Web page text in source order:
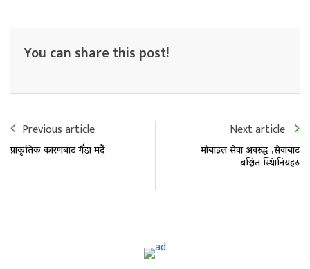
You can share this post!
Previous article
प्राकृतिक कारणबाट गैँडा मर्दै
Next article
मोबाइल सेवा अवरुद्ध ,सेवाबाट
बञ्चित स्थिानियहरु